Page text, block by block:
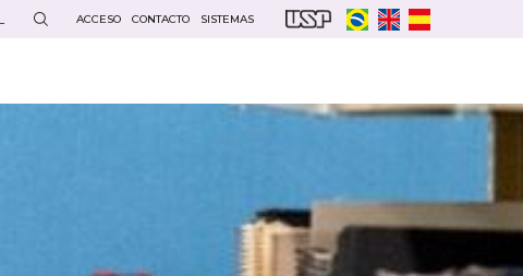
ACCESO CONTACTO SISTEMAS